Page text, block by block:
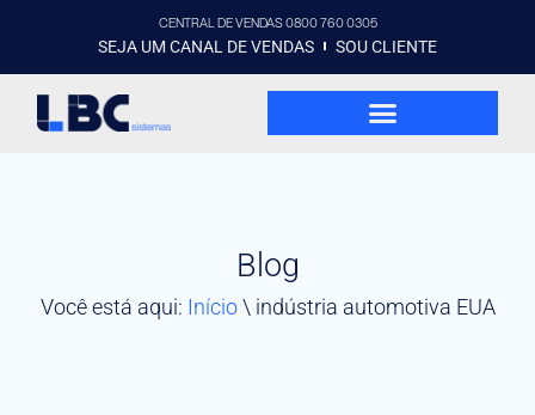
CENTRAL DE VENDAS 0800 760 0305
SEJA UM CANAL DE VENDAS SOU CLIENTE
Blog
Você está aqui: Início\ indústria automotiva EUA